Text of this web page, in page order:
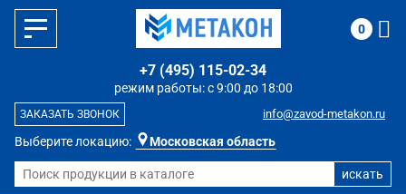
Выберите локацию: Московская область
режим работы: с 9:00 до 18:00
+7 (495) 115-02-34
info@zavod-metakon.ru
ЗАКАЗАТЬ ЗВОНОК
0